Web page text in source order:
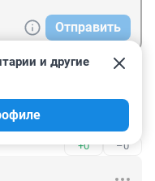
Отправить
губит
+0 –0
и другие